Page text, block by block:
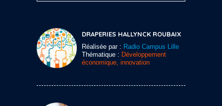
DRAPERIES HALLYNCK ROUBAIX
Réalisée par : Radio Campus Lille
Thématique : Développement
économique, innovation